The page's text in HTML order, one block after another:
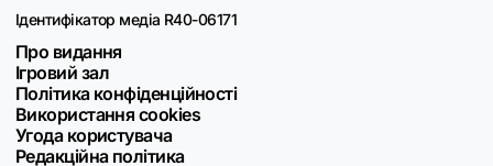
Ідентифікатор медіа R40-06171
Про видання
Ігровий зал
Політика конфіденційності
Використання cookies
Угода користувача
Редакційна політика